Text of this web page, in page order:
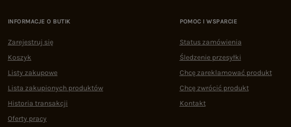
INFORMACJE O BUTIK
Zarejestruj się
Koszyk
Listy zakupowe
Lista zakupionych produktów
Historia transakcji
Oferty pracy
POMOC I WSPARCIE
Status zamówienia
Śledzenie przesyłki
Chcę zareklamować produkt
Chcę zwrócić produkt
Kontakt